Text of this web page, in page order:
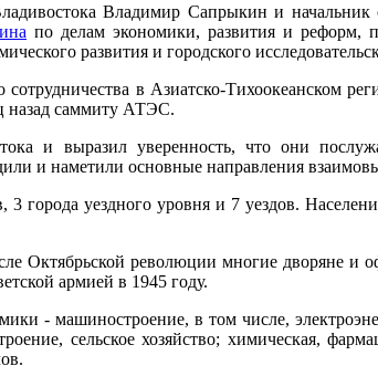
Владимир Сапрыкин и начальник
по делам экономики, развития и реформ,
развития и городского
в Азиатско-Тихоокеанском
назад саммиту АТЭС.
и выразил уверенность, что они
и наметили основные направления
города уездного уровня и 7 уездов.
Октябрьской революции многие дворяне и
армией в 1945 году.
- машиностроение, в том числе,
сельское хозяйство; химическая,